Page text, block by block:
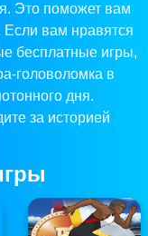
Это поможет вам
Если вам нравятся
бесплатные игры,
головоломка в
дня.
за историей